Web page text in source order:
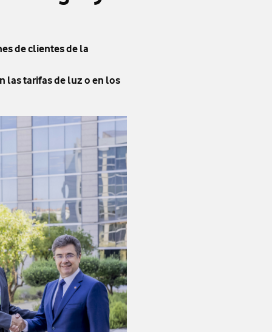
de clientes de la
las tarifas de luz o en los